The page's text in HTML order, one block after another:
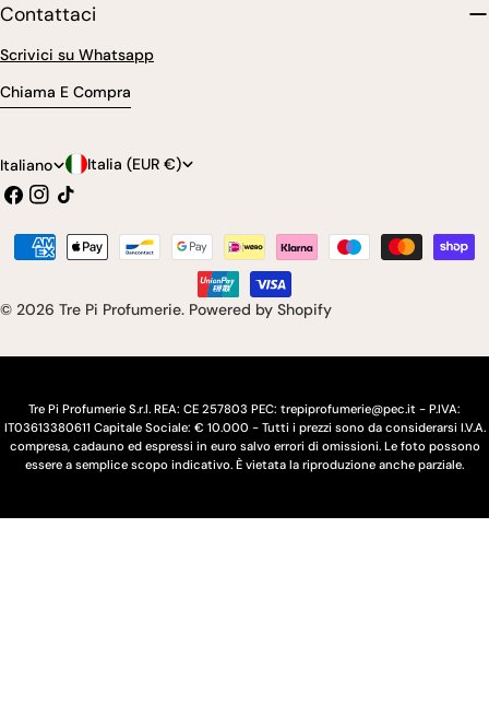
Contattaci
Scrivici su Whatsapp
Chiama E Compra
L
i
n
u
Italiano
P
a
e
s
e
e
g
o
Italia (EUR €)
Facebook
Instagram
Tic
© 2026 Tre Pi Profumerie. Powered by Shopify
Modalità
Tre Pi Profumerie S.r.l. REA: CE 257803 PEC: trepiprofumerie@pec.it - P.IVA:
IT03613380611 Capitale Sociale: € 10.000 - Tutti i prezzi sono da considerarsi I.V.A.
compresa, cadauno ed espressi in euro salvo errori di omissioni. Le foto possono
essere a semplice scopo indicativo. È vietata la riproduzione anche parziale.